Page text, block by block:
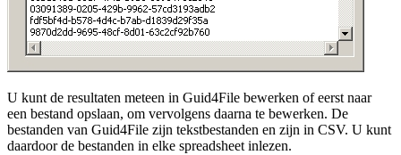
U kunt de resultaten meteen in Guid4File bewerken of eerst naar
een bestand opslaan, om vervolgens daarna te bewerken. De
bestanden van Guid4File zijn tekstbestanden en zijn in CSV. U kunt
daardoor de bestanden in elke spreadsheet inlezen.